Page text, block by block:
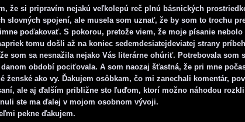
že si pripravím nejakú veľkolepú reč plnú básnických
slovných spojení, ale musela som uznať, že by som to trochu
poďakovať. S pokorou, pretože viem, že moje písanie nebolo
tomu došli až na koniec sedemdesiatejdeviatej strany
som sa nesnažila nejako Vás literárne ohúriť. Potrebovala som
období pociťovala. A som naozaj šťastná, že pri mne
ženské ako vy. Ďakujem osôbkam, čo mi zanechali komentár,
ale aj ďalším približne sto ľuďom, ktorí možno náhodou
ste ma ďalej v mojom osobnom vývoji.
pekne ďakujem.